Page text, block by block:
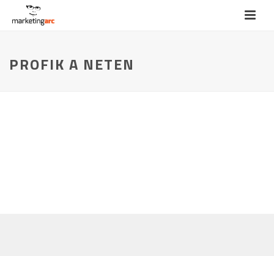
PROFIK A NETEN